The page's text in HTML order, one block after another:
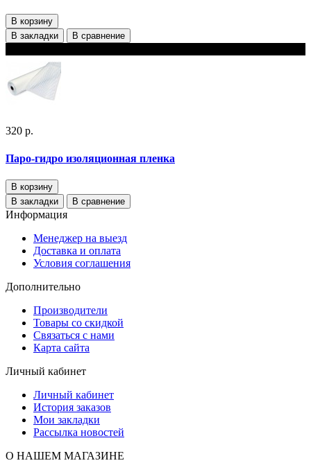
В корзину
В закладки
В сравнение
320 р.
Паро-гидро изоляционная пленка
В корзину
В закладки
В сравнение
Информация
Менеджер на выезд
Доставка и оплата
Условия соглашения
Дополнительно
Производители
Товары со скидкой
Связаться с нами
Карта сайта
Личный кабинет
Личный кабинет
История заказов
Мои закладки
Рассылка новостей
О НАШЕМ МАГАЗИНЕ